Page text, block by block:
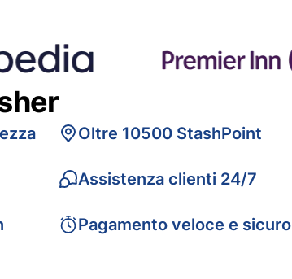
Oltre 10500 StashPoint
Assistenza clienti 24/7
Pagamento veloce e sicuro